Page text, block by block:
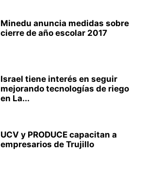
Minedu anuncia medidas sobre
cierre de año escolar 2017
Israel tiene interés en seguir
mejorando tecnologías de riego
en La...
UCV y PRODUCE capacitan a
empresarios de Trujillo